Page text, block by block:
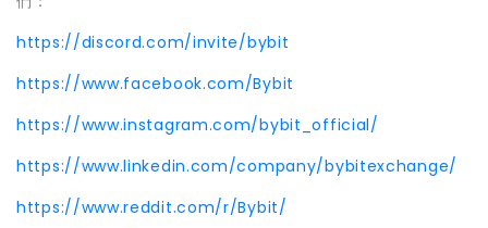
https://discord.com/invite/bybit
https://www.facebook.com/Bybit
https://www.instagram.com/bybit_official/
https://www.linkedin.com/company/bybitexchange/
https://www.reddit.com/r/Bybit/